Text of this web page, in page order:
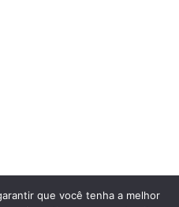
que você tenha a melhor